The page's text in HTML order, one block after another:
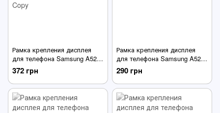
Рамка крепления дисплея
для телефона Samsung A525
Galaxy A52 (2021)
фиолетовая
372 грн
Рамка крепления дисплея
для телефона Samsung A525
Galaxy A52 (2021) белая
290 грн